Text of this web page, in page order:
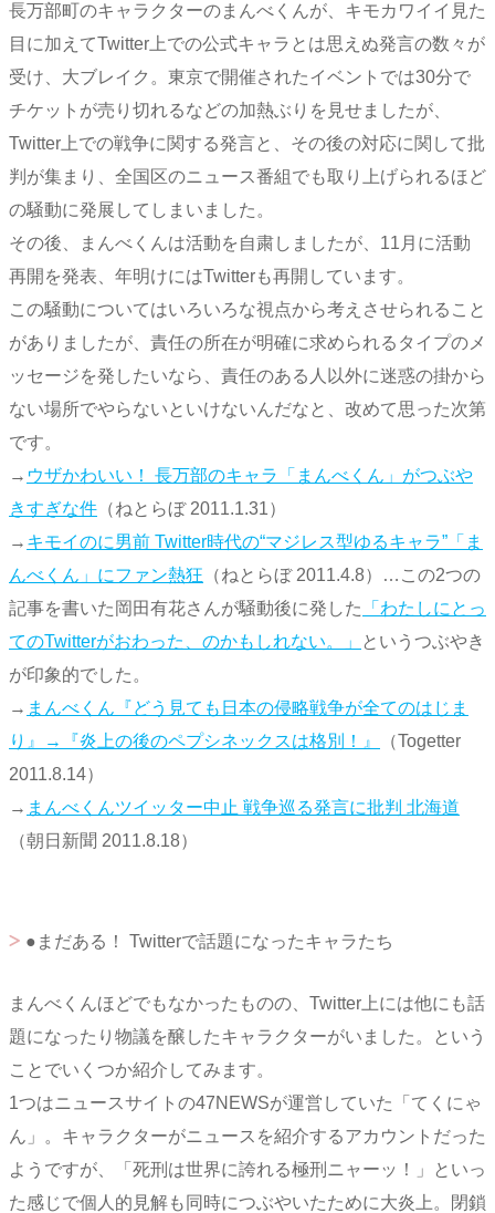
長万部町のキャラクターのまんべくんが、キモカワイイ見た
目に加えてTwitter上での公式キャラとは思えぬ発言の数々が
受け、大ブレイク。東京で開催されたイベントでは30分で
チケットが売り切れるなどの加熱ぶりを見せましたが、
Twitter上での戦争に関する発言と、その後の対応に関して批
判が集まり、全国区のニュース番組でも取り上げられるほど
の騒動に発展してしまいました。
その後、まんべくんは活動を自粛しましたが、11月に活動
再開を発表、年明けにはTwitterも再開しています。
この騒動についてはいろいろな視点から考えさせられること
がありましたが、責任の所在が明確に求められるタイプのメ
ッセージを発したいなら、責任のある人以外に迷惑の掛から
ない場所でやらないといけないんだなと、改めて思った次第
です。
→ ウザかわいい！ 長万部のキャラ「まんべくん」がつぶや
きすぎな件 （ねとらぼ 2011.1.31）
→ キモイのに男前 Twitter時代の“マジレス型ゆるキャラ”「ま
んべくん」にファン熱狂 （ねとらぼ 2011.4.8）…この2つの
記事を書いた岡田有花さんが騒動後に発した
「わたしにとっ
てのTwitterがおわった、のかもしれない。」
というつぶやき
が印象的でした。
→ まんべくん『どう見ても日本の侵略戦争が全てのはじま
り』→『炎上の後のペプシネックスは格別！』
（Togetter
2011.8.14）
→ まんべくんツイッター中止 戦争巡る発言に批判 北海道
（朝日新聞 2011.8.18）
●まだある！ Twitterで話題になったキャラたち
まんべくんほどでもなかったものの、Twitter上には他にも話
題になったり物議を醸したキャラクターがいました。という
ことでいくつか紹介してみます。
1つはニュースサイトの47NEWSが運営していた「てくにゃ
ん」。キャラクターがニュースを紹介するアカウントだった
ようですが、「死刑は世界に誇れる極刑ニャーッ！」といっ
た感じで個人的見解も同時につぶやいたために大炎上。閉鎖